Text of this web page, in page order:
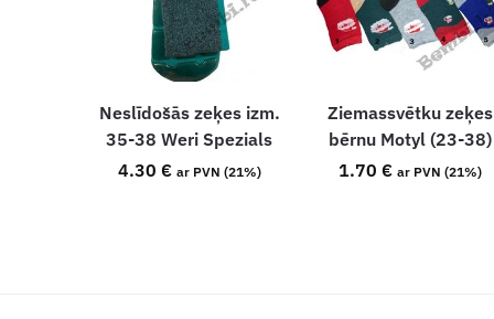
Neslīdošās zeķes izm.
35-38 Weri Spezials
4.30 € ar PVN (21%)
Ziemassvētku zeķes
bērnu Motyl (23-38)
1.70 € ar PVN (21%)